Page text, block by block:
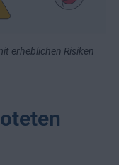
erheblichen Risiken